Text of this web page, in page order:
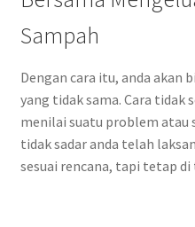
Sampah
Dengan cara itu, anda akan
yang tidak sama. Cara tidak
menilai suatu problem atau
tidak sadar anda telah
sesuai rencana, tapi tetap di